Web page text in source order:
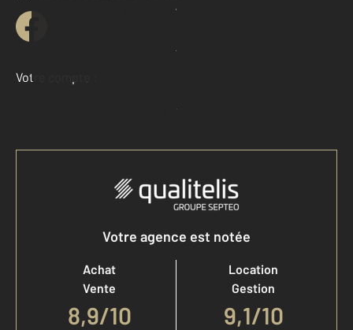
Contacter l'agence
Demander une estimation
Votre compte :
Accéder à mon compte
Votre agence est notée
Achat
Vente
8,9/10
Location
Gestion
9,1/10